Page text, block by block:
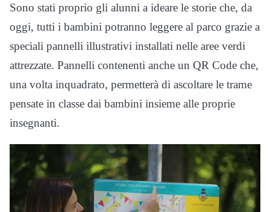
Sono stati proprio gli alunni a ideare le storie che, da
oggi, tutti i bambini potranno leggere al parco grazie a
speciali pannelli illustrativi installati nelle aree verdi
attrezzate. Pannelli contenenti anche un QR Code che,
una volta inquadrato, permetterà di ascoltare le trame
pensate in classe dai bambini insieme alle proprie
insegnanti.